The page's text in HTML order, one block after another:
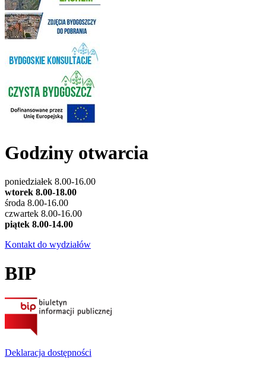
Godziny otwarcia
poniedziałek 8.00-16.00
wtorek 8.00-18.00
środa 8.00-16.00
czwartek 8.00-16.00
piątek 8.00-14.00
Kontakt do wydziałów
BIP
Deklaracja dostępności